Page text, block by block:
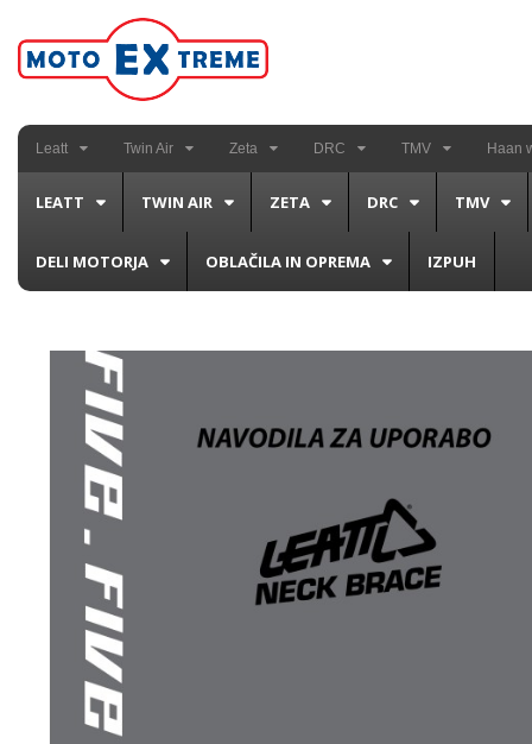
Leatt Twin Air Zeta DRC TMV Haan
LEATT TWIN AIR ZETA DRC TMV
DELI MOTORJA OBLAČILA IN OPREMA IZPUH